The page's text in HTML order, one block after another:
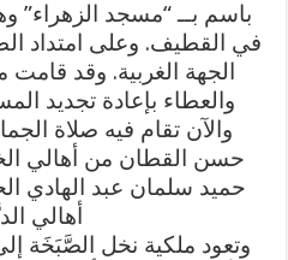
باسم بــ “مسجد الزهراء”
في القطيف. وعلى امتداد
الجهة الغربية. وقد
والعطاء بإعادة تجديد
والآن تقام فيه صلاة
حسن القطان من أهالي
حميد سلمان عبد الهادي
أهالي
وتعود ملكية نخل الصَّبَخَة